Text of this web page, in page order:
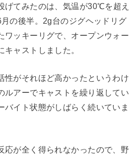
げてみたのは、気温が30℃を超え
の後半。2g台のジグヘッドリグ
ワッキーリグで、オープンウォー
キャストしました。
性がそれほど高かったというわけ
ルアーでキャストを繰り返してい
バイト状態がしばらく続いていま
応が全く得られなかったので、野